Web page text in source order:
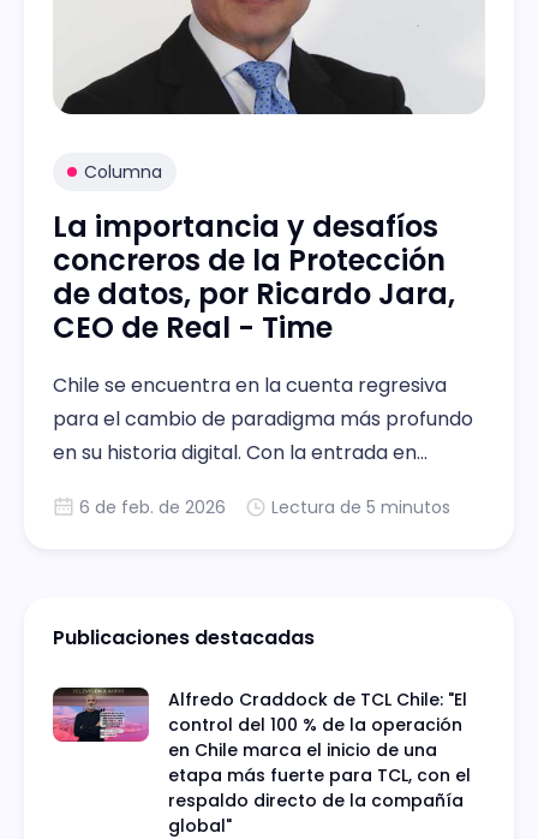
Columna
La importancia y desafíos
concreros de la Protección
de datos, por Ricardo Jara,
CEO de Real - Time
Chile se encuentra en la cuenta regresiva
para el cambio de paradigma más profundo
en su historia digital. Con la entrada en
fines del 2026, las empresas chilenas ya no
6 de feb. de 2026 Lectura de 5 minutos
Publicaciones destacadas
Alfredo Craddock de TCL Chile: "El
control del 100 % de la operación
en Chile marca el inicio de una
etapa más fuerte para TCL, con el
respaldo directo de la compañía
global"